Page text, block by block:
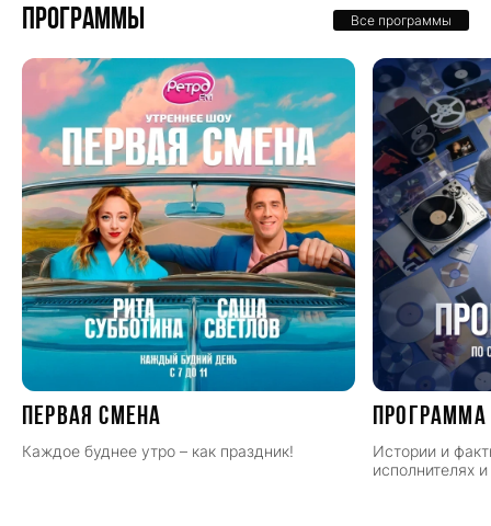
Программы Все программы
ПЕРВАЯ СМЕНА
Каждое буднее утро – как праздник!
Истории и
исполнителях